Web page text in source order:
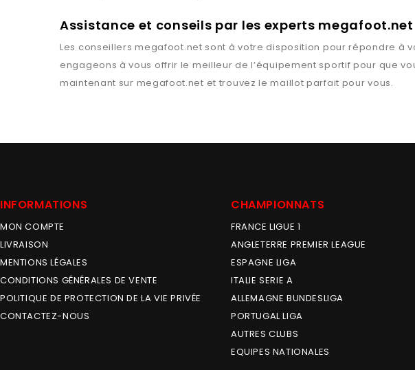
Assistance et conseils par les experts megafoot.net
Les conseillersmegafoot.net sont à votre disposition pour répondre à
engageons à vous offrir le meilleur de l’équipement sportif pour que
maintenant sur megafoot.net et trouvez le maillot parfait pour vous.
INFORMATIONS
MON COMPTE
LIVRAISON
MENTIONS LÉGALES
CONDITIONS GÉNÉRALES DE VENTE
POLITIQUE DE PROTECTION DE LA VIE PRIVÉE
CONTACTEZ-NOUS
CHAMPIONNATS
FRANCE LIGUE 1
ANGLETERRE PREMIER LEAGUE
ESPAGNE LIGA
ITALIE SERIE A
ALLEMAGNE BUNDESLIGA
PORTUGAL LIGA
AUTRES CLUBS
EQUIPES NATIONALES